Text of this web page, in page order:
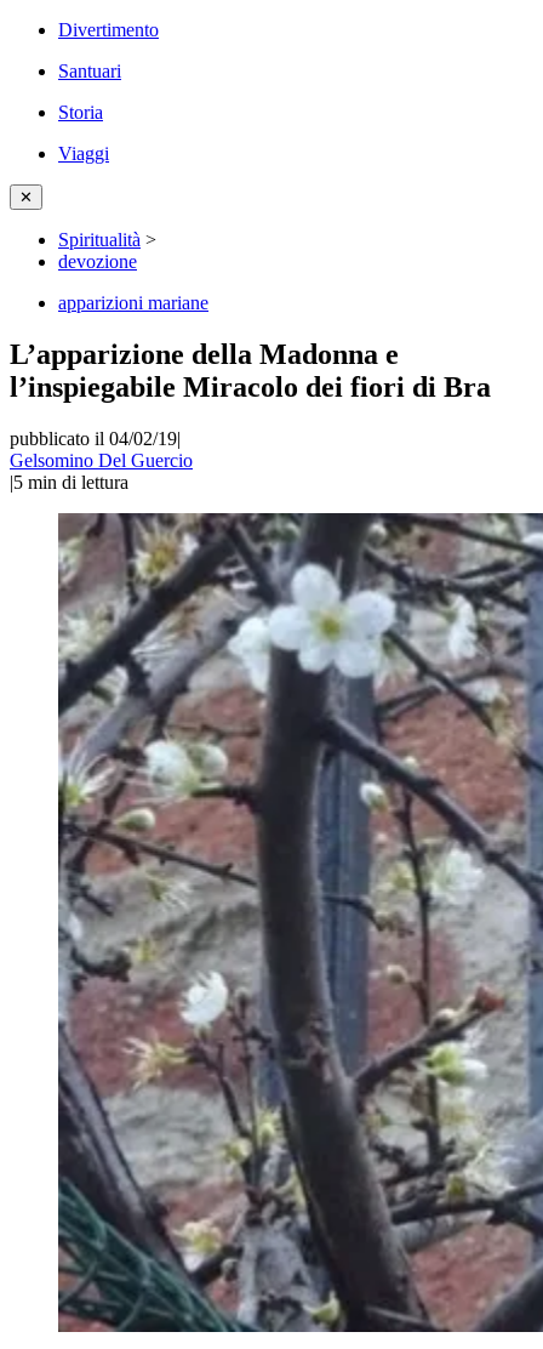
Divertimento
Santuari
Storia
Viaggi
✕
Spiritualità >
devozione
apparizioni mariane
L’apparizione della Madonna e
l’inspiegabile Miracolo dei fiori di Bra
pubblicato il 04/02/19|
Gelsomino Del Guercio
|5 min di lettura